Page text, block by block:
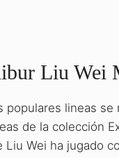
Liu Wei
lineas
de la colección
Liu Wei ha jugado